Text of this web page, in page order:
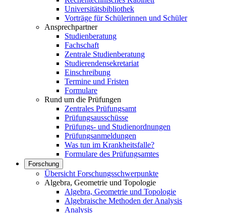
Universitätsbibliothek
Vorträge für Schülerinnen und Schüler
Ansprechpartner
Studienberatung
Fachschaft
Zentrale Studienberatung
Studierendensekretariat
Einschreibung
Termine und Fristen
Formulare
Rund um die Prüfungen
Zentrales Prüfungsamt
Prüfungsausschüsse
Prüfungs- und Studienordnungen
Prüfungsanmeldungen
Was tun im Krankheitsfalle?
Formulare des Prüfungsamtes
Forschung
Übersicht Forschungsschwerpunkte
Algebra, Geometrie und Topologie
Algebra, Geometrie und Topologie
Algebraische Methoden der Analysis
Analysis